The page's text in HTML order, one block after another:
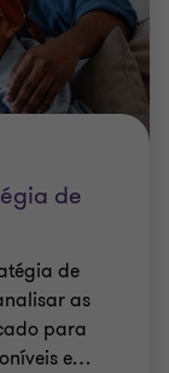
de
de
as
para
e…